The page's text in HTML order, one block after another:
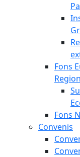
Fons
Fons
Convenis